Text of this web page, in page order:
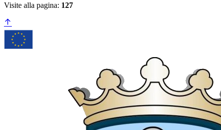
Visite alla pagina: 127